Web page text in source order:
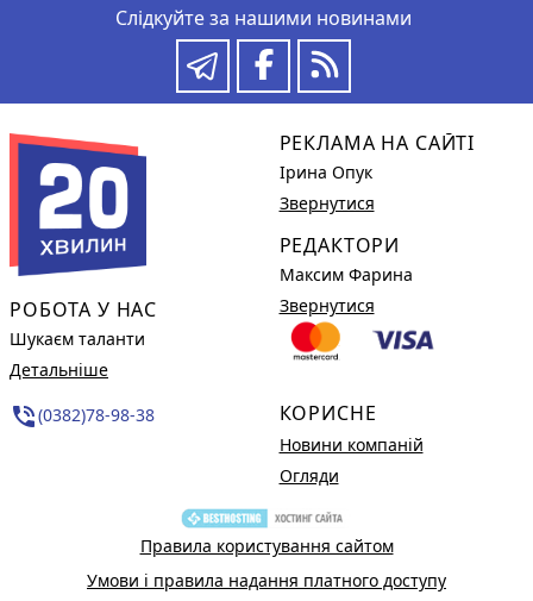
Слідкуйте за нашими новинами
РОБОТА У НАС
Шукаєм таланти
Детальніше
phone_in_talk(0382)78-98-38
РЕКЛАМА НА САЙТІ
Ірина Опук
Звернутися
РЕДАКТОРИ
Максим Фарина
Звернутися
КОРИСНЕ
Новини компаній
Огляди
Правила користування сайтом
Умови і правила надання платного доступу